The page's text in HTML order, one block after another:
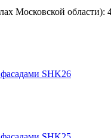
Московской
SHK26